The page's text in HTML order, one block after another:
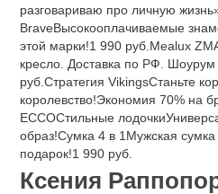
разговариваю про личную
BraveВысокооплачиваемые
этой марки!1 990 руб.Mealux
кресло. Доставка по РФ.
руб.Стратегия VikingsСтаньте
королевство!Экономия 70% на
ECCOСтильные
образ!Сумка 4 в 1Мужская сумка
подарок!1 990 руб.
Ксения